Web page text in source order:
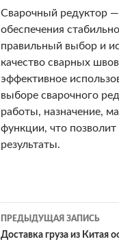
Сварочный редуктор
обеспечения
правильный выбор и
качество сварных
эффективное
выборе сварочного
работы, назначение,
функции, что
результаты.
Навигация
ПРЕДЫДУЩАЯ ЗАПИСЬ
Доставка груза из Китая